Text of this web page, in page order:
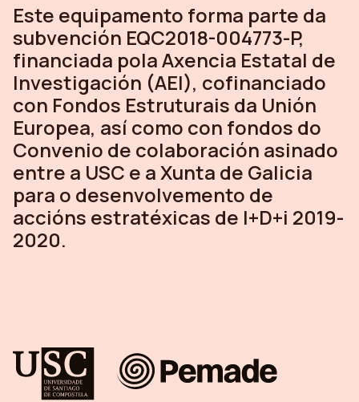
Este equipamento forma parte da
subvención EQC2018-004773-P,
financiada pola Axencia Estatal de
Investigación (AEI), cofinanciado
con Fondos Estruturais da Unión
Europea, así como con fondos do
Convenio de colaboración asinado
entre a USC e a Xunta de Galicia
para o desenvolvemento de
accións estratéxicas de I+D+i 2019-
2020.